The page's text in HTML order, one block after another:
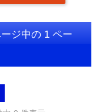
ージ中の 1 ペー